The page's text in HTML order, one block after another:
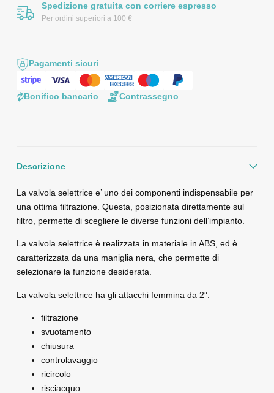
Spedizione gratuita con corriere espresso
Per ordini superiori a 100 €
Pagamenti sicuri
Bonifico bancario Contrassegno
Descrizione
La valvola selettrice e’ uno dei componenti indispensabile per
una ottima filtrazione. Questa, posizionata direttamente sul
filtro, permette di scegliere le diverse funzioni dell’impianto.
La valvola selettrice è realizzata in materiale in ABS, ed è
caratterizzata da una maniglia nera, che permette di
selezionare la funzione desiderata.
La valvola selettrice ha gli attacchi femmina da 2″.
filtrazione
svuotamento
chiusura
controlavaggio
ricircolo
risciacquo